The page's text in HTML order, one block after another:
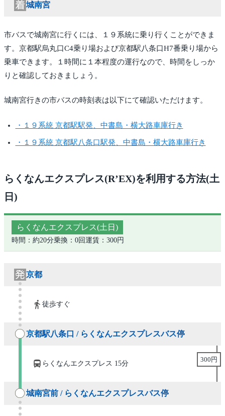
城南宮
市バスで城南宮に行くには、１９系統に乗り行くことができま
す。京都駅烏丸口C4乗り場および京都駅八条口H7番乗り場から
乗車できます。１時間に１本程度の運行なので、時間をしっか
りと確認しておきましょう。
城南宮行きの市バスの時刻表は以下にて確認いただけます。
・１９系統 京都駅駅発、中書島・横大路車庫行き
・１９系統 京都駅八条口駅発、中書島・横大路車庫行き
らくなんエクスプレス(R’EX)を利用する方法(土
日)
らくなんエクスプレス(土日)
時間：約20分乗換：0回運賃：300円
京都
徒歩すぐ
京都駅八条口 / らくなんエクスプレスバス停
らくなんエクスプレス 15分
300円
城南宮前 / らくなんエクスプレスバス停